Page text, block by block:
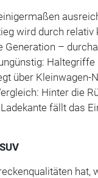
wird durch relativ
–
Haltegriffe
über Kleinwagen-
Hinter die
fällt das
hat,